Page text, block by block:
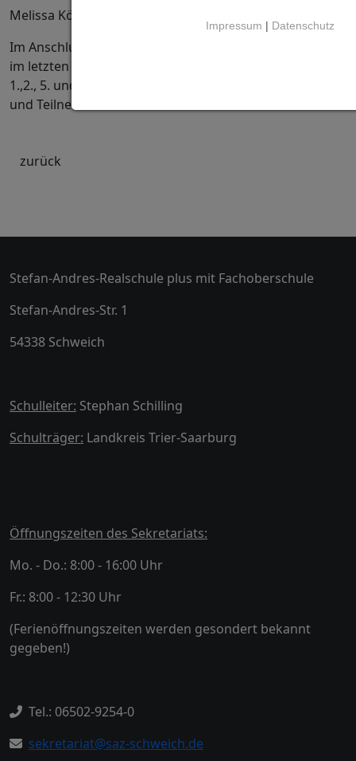
Melissa Köppinger, 10a
Im Anschluss an die Bundesjugendspiele belegten sie
im letzten Lauf bei den Mädchen einen überragenden
1.,2., 5. und 11. Platz von insgesamt 51 Teilnehmerinnen
und Teilnehmern. Wir sind sehr stolz auf euch!!!
zurück
Stefan-Andres-Realschule plus mit Fachoberschule
Stefan-Andres-Str. 1
54338 Schweich
Schulleiter: Stephan Schilling
Schulträger: Landkreis Trier-Saarburg
Öffnungszeiten des Sekretariats:
Mo. - Do.: 8:00 - 16:00 Uhr
Fr.: 8:00 - 12:30 Uhr
(Ferienöffnungszeiten werden gesondert bekannt
gegeben!)
Tel.: 06502-9254-0
sekretariat@saz-schweich.de
Impressum | Datenschutz